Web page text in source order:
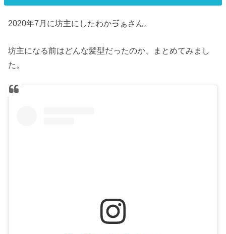
2020年7月に坊主にしたわかゔぁさん。
坊主になる前はどんな髪型だったのか、まとめてみまし
た。